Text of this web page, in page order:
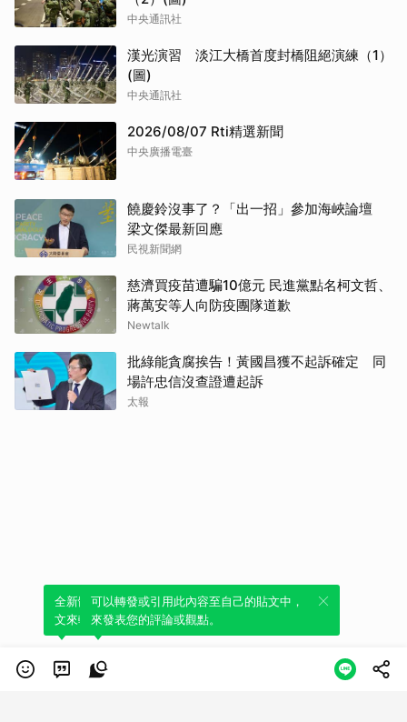
中央通訊社
漢光演習 淡江大橋首度封橋阻絕演練（1）
(圖)
中央通訊社
2026/08/07 Rti精選新聞
中央廣播電臺
饒慶鈴沒事了？「出一招」參加海峽論壇
梁文傑最新回應
民視新聞網
慈濟買疫苗遭騙10億元 民進黨點名柯文哲、
蔣萬安等人向防疫團隊道歉
Newtalk
批綠能貪腐挨告！黃國昌獲不起訴確定 同
場許忠信沒查證遭起訴
太報
全新體驗！一鍵引用此內容，透過發布貼
文來輕鬆表達個人立場。
可以轉發或引用此內容至自己的貼文中，
來發表您的評論或觀點。